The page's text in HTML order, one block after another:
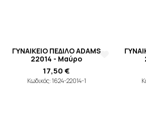
17,50 €
Κωδικός: 1624-22014-1